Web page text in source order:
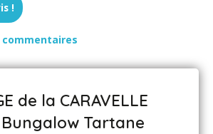
!
de la CARAVELLE
Tartane